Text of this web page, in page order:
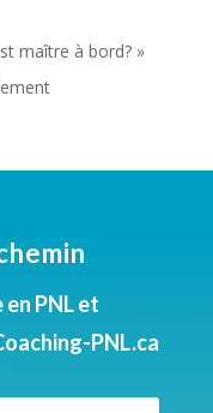
maître à bord? »
PNL et
PNL.ca